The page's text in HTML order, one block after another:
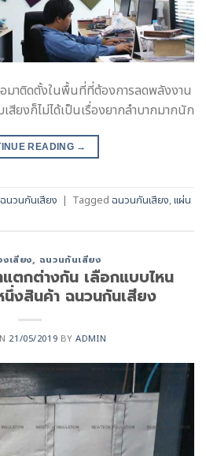
มาติดตั้งในพื้นที่ที่ต้องการลดพลังงาน
สียงก็ไม่ได้เป็นเรื่องยากลำบากมากนัก
READING →
ฉนวนกันเสียง | Tagged ฉนวนกันเสียง,แผ่น
งเสียง, ฉนวนกันเสียง
แตกต่างกัน เลือกแบบไหน
งสินค้า ฉนวนกันเสียง
21/05/2019 BYADMIN